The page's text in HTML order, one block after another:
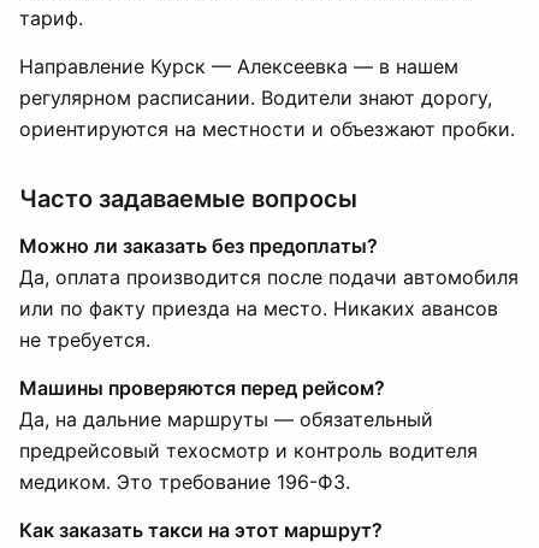
тариф.
Направление Курск — Алексеевка — в нашем
регулярном расписании. Водители знают дорогу,
ориентируются на местности и объезжают пробки.
Часто задаваемые вопросы
Можно ли заказать без предоплаты?
Да, оплата производится после подачи автомобиля
или по факту приезда на место. Никаких авансов
не требуется.
Машины проверяются перед рейсом?
Да, на дальние маршруты — обязательный
предрейсовый техосмотр и контроль водителя
медиком. Это требование 196-ФЗ.
Как заказать такси на этот маршрут?